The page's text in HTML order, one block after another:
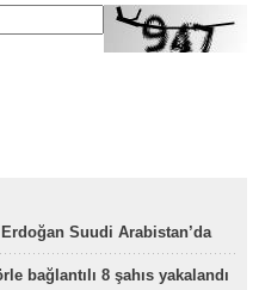
Suudi Arabistan’da
bağlantılı 8 şahıs yakalandı